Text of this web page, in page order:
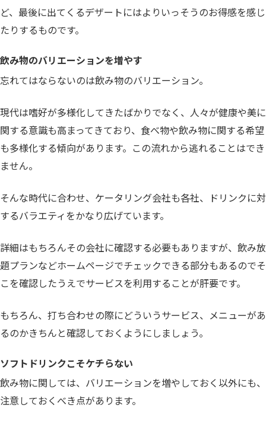
ど、最後に出てくるデザートにはよりいっそうのお得感を感じ
たりするものです。
飲み物のバリエーションを増やす
忘れてはならないのは飲み物のバリエーション。
現代は嗜好が多様化してきたばかりでなく、人々が健康や美に
関する意識も高まってきており、食べ物や飲み物に関する希望
も多様化する傾向があります。この流れから逃れることはでき
ません。
そんな時代に合わせ、ケータリング会社も各社、ドリンクに対
するバラエティをかなり広げています。
詳細はもちろんその会社に確認する必要もありますが、飲み放
題プランなどホームページでチェックできる部分もあるのでそ
こを確認したうえでサービスを利用することが肝要です。
もちろん、打ち合わせの際にどういうサービス、メニューがあ
るのかきちんと確認しておくようにしましょう。
ソフトドリンクこそケチらない
飲み物に関しては、バリエーションを増やしておく以外にも、
注意しておくべき点があります。